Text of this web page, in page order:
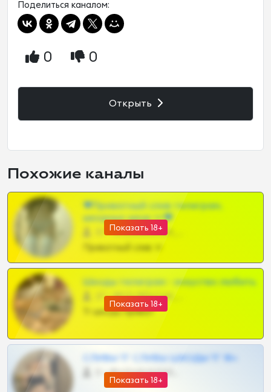
Поделиться каналом:
0 0
Открыть
Похожие каналы
Показать 18+
❤Приватный слив телеграм,
шкодных шкур тг❤
57 •
Приватный слив тг
Показать 18+
Шкоды телеграм - искуство любить
27 •
Тг шкоды приват
Показать 18+
СЛИВЫ ТГ СЛИВЫ ШКОДЫ ТГ 18+
0 •